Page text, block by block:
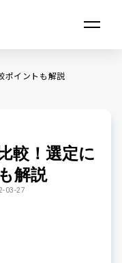
ポイントも解説
較！選定に
解説
03-27